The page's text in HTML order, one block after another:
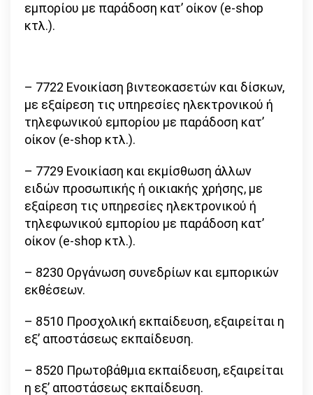
εμπορίου με παράδοση κατ’ οίκον (e-shop
κτλ.).
– 7722 Ενοικίαση βιντεοκασετών και δίσκων,
με εξαίρεση τις υπηρεσίες ηλεκτρονικού ή
τηλεφωνικού εμπορίου με παράδοση κατ’
οίκον (e-shop κτλ.).
– 7729 Ενοικίαση και εκμίσθωση άλλων
ειδών προσωπικής ή οικιακής χρήσης, με
εξαίρεση τις υπηρεσίες ηλεκτρονικού ή
τηλεφωνικού εμπορίου με παράδοση κατ’
οίκον (e-shop κτλ.).
– 8230 Οργάνωση συνεδρίων και εμπορικών
εκθέσεων.
– 8510 Προσχολική εκπαίδευση, εξαιρείται η
εξ’ αποστάσεως εκπαίδευση.
– 8520 Πρωτοβάθμια εκπαίδευση, εξαιρείται
η εξ’ αποστάσεως εκπαίδευση.